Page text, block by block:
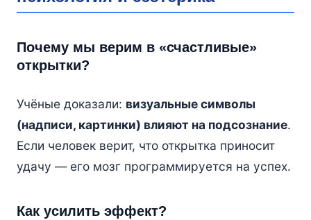
Почему мы верим в «счастливые»
открытки?
Учёные доказали: визуальные символы
(надписи, картинки) влияют на подсознание.
Если человек верит, что открытка приносит
удачу — его мозг программируется на успех.
Как усилить эффект?